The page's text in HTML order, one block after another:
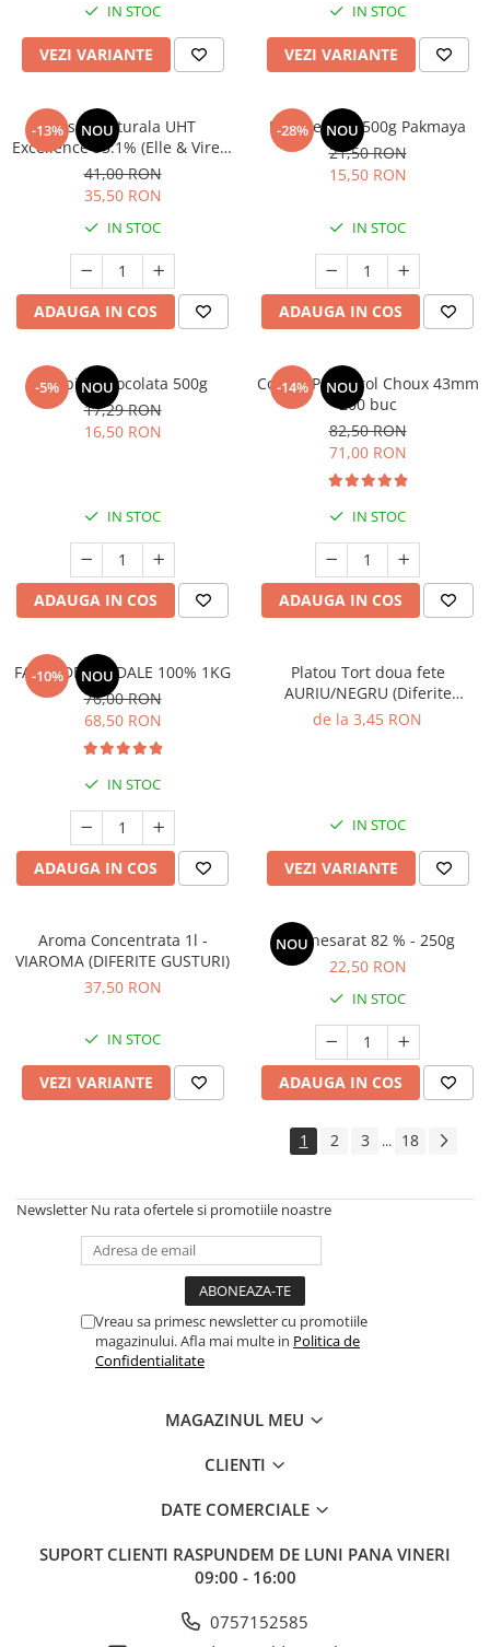
IN STOC
VEZI VARIANTE
IN STOC
VEZI VARIANTE
-13% NOU
Frisca Naturala UHT
Excellence 35.1% (Elle & Vire) -
1L
41,00 RON
35,50 RON
IN STOC
ADAUGA IN COS
-28% NOU
Praf de copt 500g Pakmaya
21,50 RON
15,50 RON
IN STOC
ADAUGA IN COS
-5% NOU
Topping Ciocolata 500g
17,29 RON
16,50 RON
IN STOC
ADAUGA IN COS
-14% NOU
Coji de Profiterol Choux 43mm
200 buc
82,50 RON
71,00 RON
IN STOC
ADAUGA IN COS
-10% NOU
FAINA DE MIGDALE 100% 1KG
76,00 RON
68,50 RON
IN STOC
ADAUGA IN COS
Platou Tort doua fete
AURIU/NEGRU (Diferite
dimensiuni)
de la 3,45 RON
IN STOC
VEZI VARIANTE
Aroma Concentrata 1l -
VIAROMA (DIFERITE GUSTURI)
37,50 RON
IN STOC
VEZI VARIANTE
NOU
Unt nesarat 82 % - 250g
22,50 RON
IN STOC
ADAUGA IN COS
1 2 3 ... 18
Newsletter Nu rata ofertele si promotiile noastre
Vreau sa primesc newsletter cu promotiile
magazinului. Afla mai multe in Politica de
Confidentialitate
MAGAZINUL MEU
CLIENTI
DATE COMERCIALE
SUPORT CLIENTI RASPUNDEM DE LUNI PANA VINERI
09:00 - 16:00
0757152585